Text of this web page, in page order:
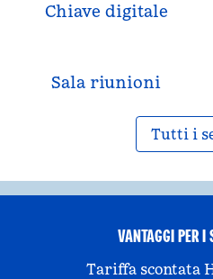
Chiave digitale
Sala riunioni
Tutti i
VANTAGGI PER I
Tariffa scontata